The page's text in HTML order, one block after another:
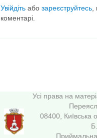
Увійдіть або зареєструйтесь
коментарі.
Усі права на
08400, Київська